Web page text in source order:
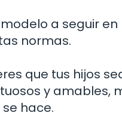
modelo a seguir
normas.
que tus hijos
y amables,
hace.